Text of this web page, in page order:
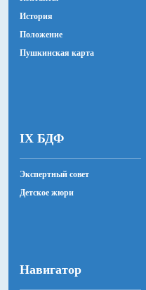
История
Положение
Пушкинская карта
IX БДФ
Экспертный совет
Детское жюри
Навигатор